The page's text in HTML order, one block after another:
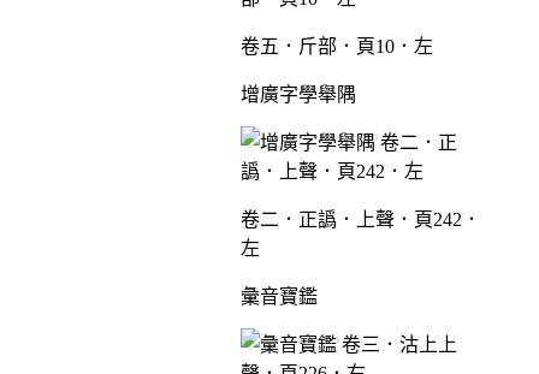
卷五．斤部．頁10．左
增廣字學舉隅
卷二．正譌．上聲．頁242．
左
彙音寶鑑